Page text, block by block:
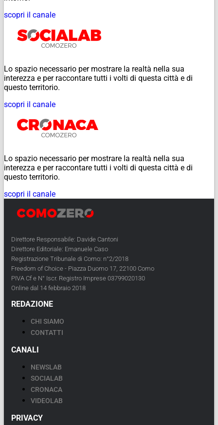
scopri il canale
Lo spazio necessario per mostrare la realtà nella sua
interezza e per raccontare tutti i volti di questa città e di
questo territorio.
scopri il canale
Lo spazio necessario per mostrare la realtà nella sua
interezza e per raccontare tutti i volti di questa città e di
questo territorio.
scopri il canale
Direttore Responsabile: Davide Cantoni
Direttore Editoriale: Emanuele Caso
Registrazione Tribunale di Como: n°2/2018
Freedom of Choice - Piazza Duomo 17, 22100 Como
PIVA Cf e N° Iscr. Registro Imprese 03799020130
Online dal 14 febbraio 2018
REDAZIONE
CHI SIAMO
CONTATTI
CANALI
NEWSLAB
SOCIALAB
CRONACA
VIDEOLAB
PRIVACY